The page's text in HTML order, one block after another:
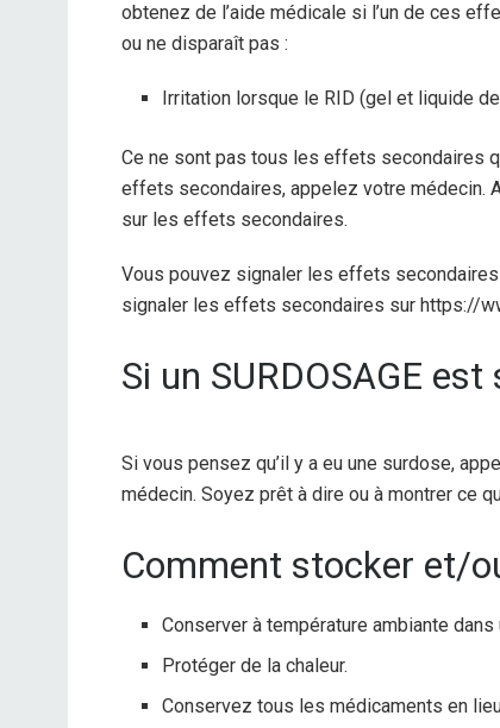
obtenez de l’aide médicale si l’un de ces
ou ne disparaît pas :
Irritation lorsque le RID (gel et liquide
Ce ne sont pas tous les effets secondaires
effets secondaires, appelez votre médecin.
sur les effets secondaires.
Vous pouvez signaler les effets
signaler les effets secondaires sur https://
Si un SURDOSAGE
Si vous pensez qu’il y a eu une surdose,
médecin. Soyez prêt à dire ou à montrer ce
Comment stocker et/
Conserver à température ambiante
Protéger de la chaleur.
Conservez tous les médicaments en